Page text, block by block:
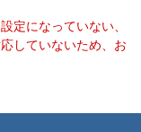
定になっていない、
していないため、お